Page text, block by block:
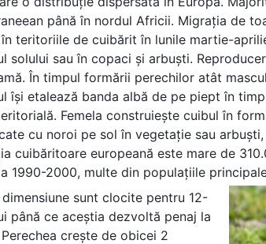
până în nordul Africii. Migrația de
teritoriile de cuibărit în lunile martie-
solului sau în copaci și arbuști.
În timpul formării perechilor atât
își etalează banda albă de pe piept în
Femela construiește cuibul în
cu noroi pe sol în vegetație sau
cuibăritoare europeană este mare de
1990-2000, multe din populațiile
sunt clocite pentru 12-
până ce aceștia dezvoltă penaj la
crește de obicei 2